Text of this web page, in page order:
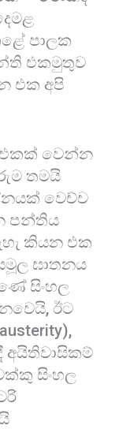
පාලක
එකමුතුව
එක අපි
එකක් වෙන්න
තමයි
වෙච්ච
පන්තිය
කියන එක
ඝාතනය
සිංහල
ඊට
අයිතිවාසිකම්
සිංහල